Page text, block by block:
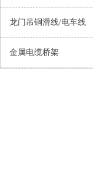
龙门吊铜滑线/电车线
金属电缆桥架